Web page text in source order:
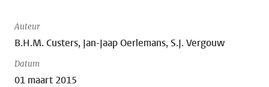
Auteur
B.H.M. Custers, Jan-Jaap Oerlemans, S.J. Vergouw
Datum
01 maart 2015